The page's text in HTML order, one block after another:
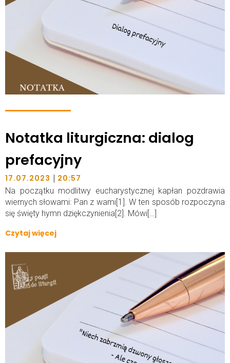
Notatka liturgiczna: dialog
prefacyjny
17.07.2023 | 20:57
Na początku modlitwy eucharystycznej kapłan pozdrawia
wiernych słowami: Pan z wami[1]. W ten sposób rozpoczyna
się święty hymn dziękczynienia[2]. Mówi[…]
Czytaj więcej